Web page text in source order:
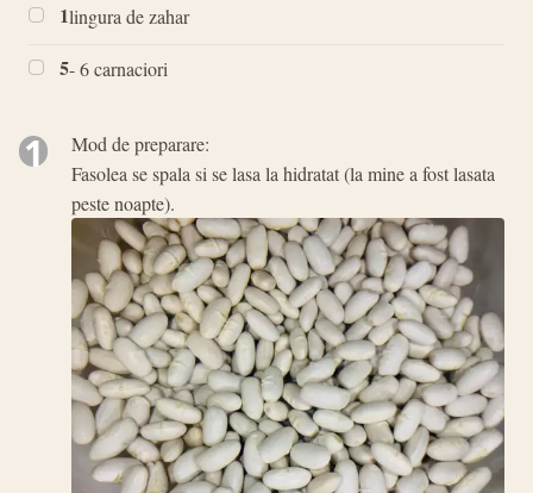
1lingura de zahar
5- 6 carnaciori
1
Mod de preparare:
Fasolea se spala si se lasa la hidratat (la mine a fost lasata
peste noapte).